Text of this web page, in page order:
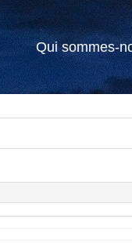
Qui sommes-